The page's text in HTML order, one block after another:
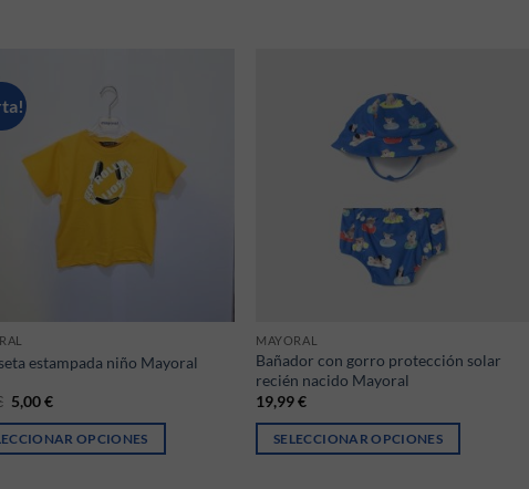
estampada niño Mayoral
El precio original era: 9,99 €.
5,00€El precio actual es: 5,00 €.
OPCIONES
MAYORAL
Bañador con gorro protección solar
recién nacido Mayoral
19,99€
SELECCIONAR OPCIONES